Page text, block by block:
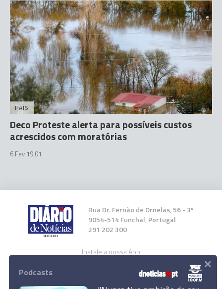
PAÍS
Deco Proteste alerta para possíveis custos
acrescidos com moratórias
6 Fev 19:01
Rua Dr. Fernão de Ornelas, 56 - 3º
9054-514 Funchal, Portugal
291 202 300
Instale a nossa App
Podcasts ×